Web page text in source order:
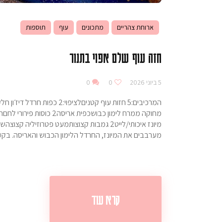
ארוחת צהריים מתכונים עוף תוספות
חזה עוף שלם אפוי בתנור
5 ביוני 2026 0
0
המרכיבים:5 חזות עוף
מיונז איכותי/לייט2 גמבות קצוצותמעט
מערבבים את המיונז, החרדל הלימון הכבוש והאריסה.
קרא עוד